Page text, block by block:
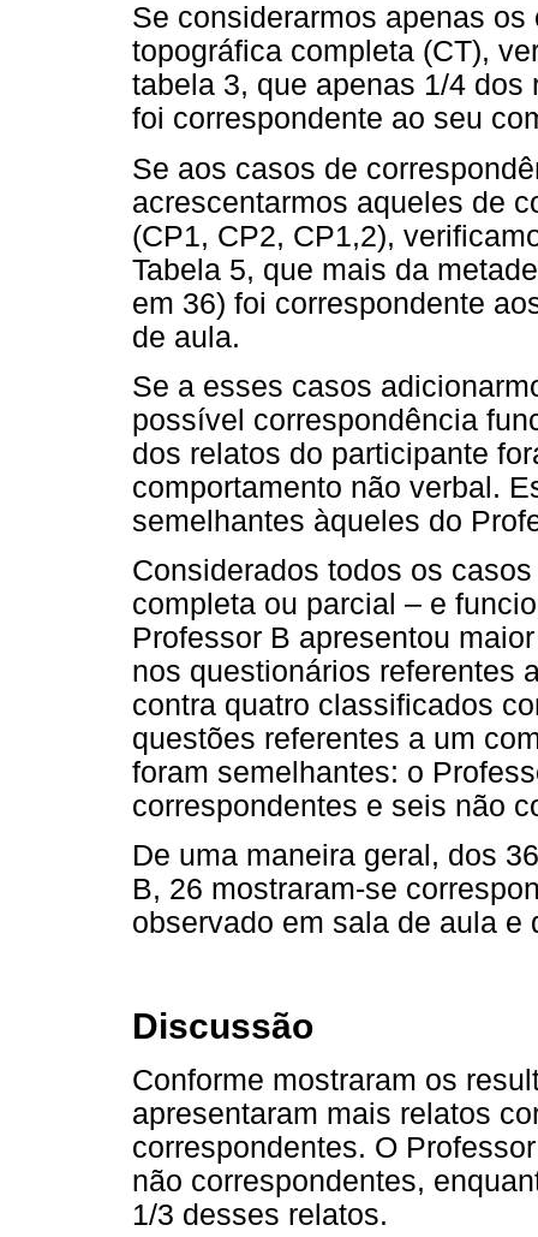
Se considerarmos apenas
topográfica completa (CT),
tabela 3, que apenas 1/4
foi correspondente ao seu
Se aos casos de
acrescentarmos aqueles de
(CP1, CP2, CP1,2),
Tabela 5, que mais da
em 36) foi correspondente
de aula.
Se a esses casos
possível correspondência
dos relatos do participante
comportamento não verbal.
semelhantes àqueles do
Considerados todos os
completa ou parcial – e
Professor B apresentou
nos questionários referentes
contra quatro classificados
questões referentes a um
foram semelhantes: o
correspondentes e seis não
De uma maneira geral, dos
B, 26 mostraram-se
observado em sala de aula e
Discussão
Conforme mostraram os
apresentaram mais relatos
correspondentes. O
não correspondentes,
1/3 desses relatos.